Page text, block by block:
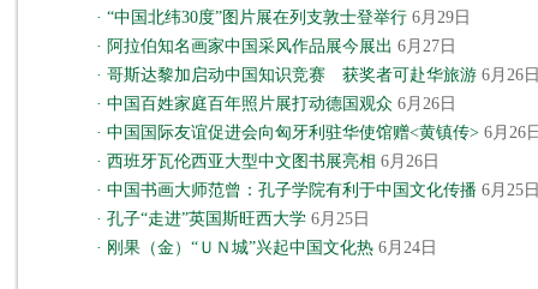
· “中国北纬30度”图片展在列支敦士登举行 6月29日
· 阿拉伯知名画家中国采风作品展今展出 6月27日
· 哥斯达黎加启动中国知识竞赛 获奖者可赴华旅游 6月26
· 中国百姓家庭百年照片展打动德国观众 6月26日
· 中国国际友谊促进会向匈牙利驻华使馆赠<黄镇传> 6月26
· 西班牙瓦伦西亚大型中文图书展亮相 6月26日
· 中国书画大师范曾：孔子学院有利于中国文化传播 6月25
· 孔子“走进”英国斯旺西大学 6月25日
· 刚果（金）“ＵＮ城”兴起中国文化热 6月24日